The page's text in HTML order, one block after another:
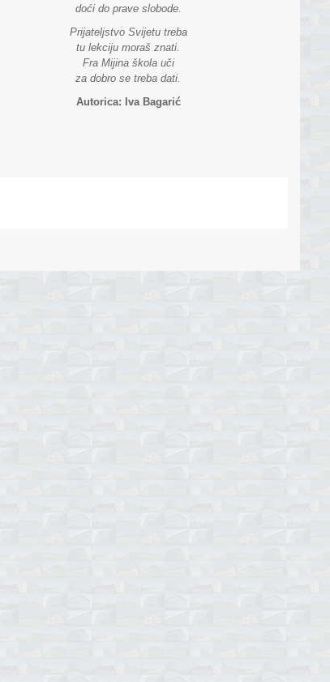
doći do prave slobode.
Prijateljstvo Svijetu treba
tu lekciju moraš znati.
Fra Mijina škola uči
za dobro se treba dati.
Autorica: Iva Bagarić